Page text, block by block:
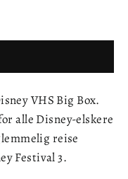
VHS Big Box.
alle Disney-elskere
reise
Festival 3.